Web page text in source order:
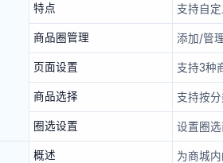
特点 支持自
商品圈管理 添加/管
页面设置 支持3种
商品选择 支持按
圈选设置 设置圈
概述 为商城